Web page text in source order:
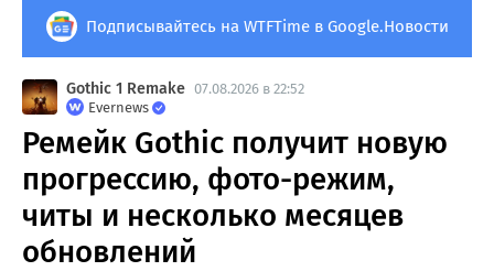
Подписывайтесь на WTFTime в Google.Новости
Gothic 1 Remake 07.08.2026 в 22:52
Evernews
Ремейк Gothic получит новую
прогрессию, фото-режим,
читы и несколько месяцев
обновлений